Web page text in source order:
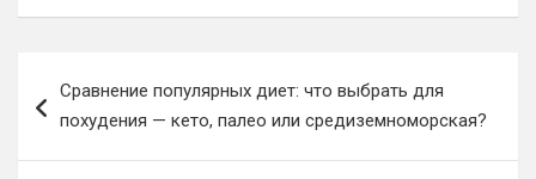
по
Сравнение популярных диет: что выбрать для
похудения — кето, палео или средиземноморская?